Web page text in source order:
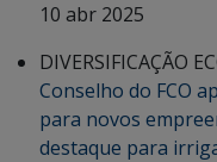
10 abr 2025
DIVERSIFICAÇÃO
Conselho do FCO
para novos
destaque para